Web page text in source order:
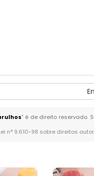
" é de direito reservado.
n° 9.610-98 sobre direitos